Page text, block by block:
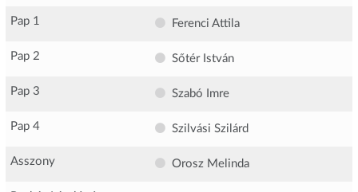
Pap 1 Ferenci Attila
Pap 2 Sőtér István
Pap 3 Szabó Imre
Pap 4 Szilvási Szilárd
Asszony Orosz Melinda